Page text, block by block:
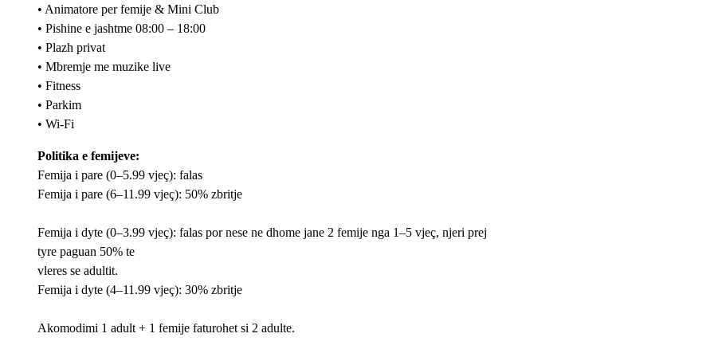
• Animatore per femije & Mini Club
• Pishine e jashtme 08:00 – 18:00
• Plazh privat
• Mbremje me muzike live
• Fitness
• Parkim
• Wi-Fi
Politika e femijeve:
Femija i pare (0–5.99 vjeç): falas
Femija i pare (6–11.99 vjeç): 50% zbritje
Femija i dyte (0–3.99 vjeç): falas por nese ne dhome jane 2 femije nga 1–5 vjeç, njeri prej
tyre paguan 50% te
vleres se adultit.
Femija i dyte (4–11.99 vjeç): 30% zbritje
Akomodimi 1 adult + 1 femije faturohet si 2 adulte.